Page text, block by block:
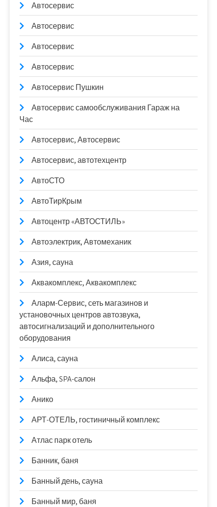
Автосервис
Автосервис
Автосервис
Автосервис
Автосервис Пушкин
Автосервис самообслуживания Гараж на
Час
Автосервис, Автосервис
Автосервис, автотехцентр
АвтоСТО
АвтоТирКрым
Автоцентр «АВТОСТИЛЬ»
Автоэлектрик, Автомеханик
Азия, сауна
Аквакомплекс, Аквакомплекс
Аларм-Сервис, сеть магазинов и
установочных центров автозвука,
автосигнализаций и дополнительного
оборудования
Алиса, сауна
Альфа, SPA-салон
Анико
АРТ-ОТЕЛЬ, гостиничный комплекс
Атлас парк отель
Банник, баня
Банный день, сауна
Банный мир, баня